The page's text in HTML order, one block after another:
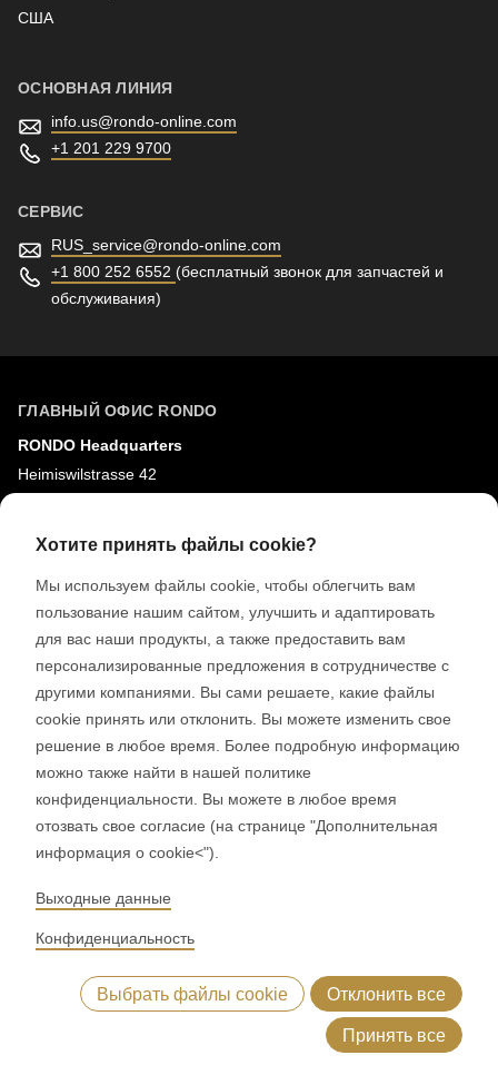
США
ОСНОВНАЯ ЛИНИЯ
info.us@rondo-online.com
+1 201 229 9700
СЕРВИС
RUS_service@rondo-online.com
+1 800 252 6552 (бесплатный звонок для запчастей и
обслуживания)
ГЛАВНЫЙ ОФИС RONDO
RONDO Headquarters
Heimiswilstrasse 42
СОЦИАЛЬНЫЕ СЕТИ
Youtube
Google Reviews
© 2026 RONDO BURGDORF AG
ОБЩИЕ ПОЛОЖЕНИЯ И УСЛОВИЯ ДОСТАВКА МАШИНЫ И
РАСТЕНИЯ
ОБЩИЕ ПОЛОЖЕНИЯ И УСЛОВИЯ ОРИГИНАЛЬНЫЕ ЗАПАСНЫЕ
GENERAL TERMS AND CONDITIONS OF PURCHASE
ПОЛИТИКА КОНФИДЕНЦИАЛЬНОСТИОТТИСК WHISTLEBLOWING (IT)
Хотите принять файлы cookie?
Мы используем файлы cookie, чтобы облегчить вам
пользование нашим сайтом, улучшить и адаптировать
для вас наши продукты, а также предоставить вам
персонализированные предложения в сотрудничестве с
другими компаниями. Вы сами решаете, какие файлы
cookie принять или отклонить. Вы можете изменить свое
решение в любое время. Более подробную информацию
можно также найти в нашей политике
конфиденциальности. Вы можете в любое время
отозвать свое согласие (на странице "Дополнительная
информация о cookie<").
Выходные данные
Конфиденциальность
Выбрать файлы cookie Отклонить все
Принять все